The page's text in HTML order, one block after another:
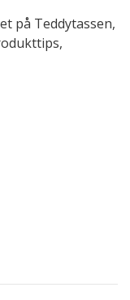
på Teddytassen,